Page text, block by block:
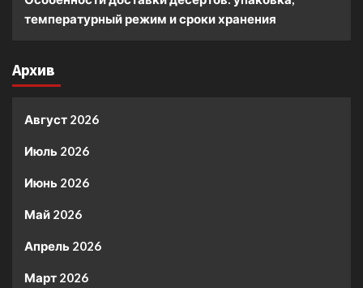
температурный режим и сроки хранения
Архив
Август 2026
Июль 2026
Июнь 2026
Май 2026
Апрель 2026
Март 2026